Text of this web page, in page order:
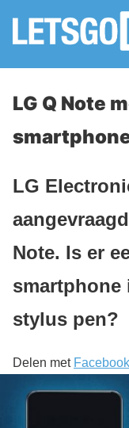
LG Q Note
LG
Note. Is er
stylus pen?
Delen met Facebook